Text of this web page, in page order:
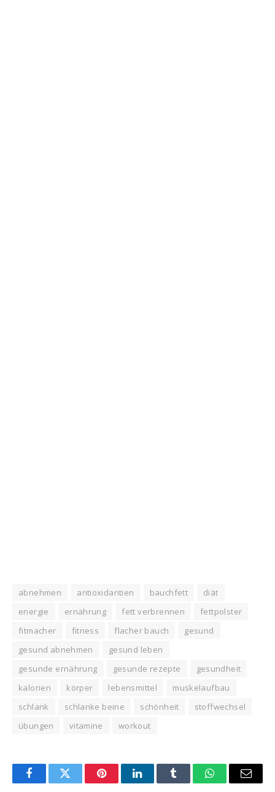
abnehmen antioxidantien bauchfett
diät
energie
ernährung fett verbrennen
fettpolster
fitmacher
fitness flacher bauch
gesund
gesund abnehmen
gesund leben
gesunde ernährung
gesunde rezepte
gesundheit
kalorien
körper lebensmittel
muskelaufbau
schlank
schlanke beine schönheit
stoffwechsel
übungen
vitamine workout
FacebookTwitter PinterestLinkedInTumblr WhatsAppEmail